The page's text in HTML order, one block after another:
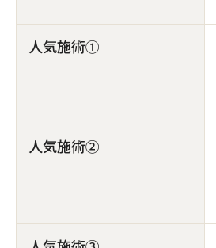
人気施術①
人気施術②